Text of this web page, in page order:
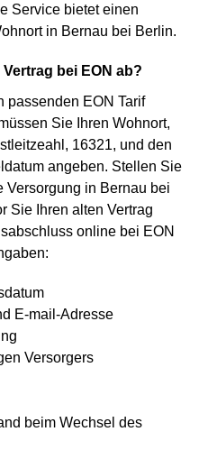
Service bietet einen
in Bernau bei Berlin.
bei EON ab?
passenden EON Tarif
Sie Ihren Wohnort,
16321, und den
angeben. Stellen Sie
Versorgung in Bernau bei
Sie Ihren alten Vertrag
online bei EON
E-mail-Adresse
Versorgers
beim Wechsel des